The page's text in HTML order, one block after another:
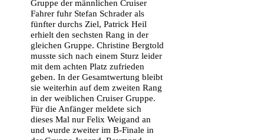
Gruppe der männlichen Cruiser
Fahrer fuhr Stefan Schrader als
fünfter durchs Ziel, Patrick Heil
erhielt den sechsten Rang in der
gleichen Gruppe. Christine Bergtold
musste sich nach einem Sturz leider
mit dem achten Platz zufrieden
geben. In der Gesamtwertung bleibt
sie weiterhin auf dem zweiten Rang
in der weiblichen Cruiser Gruppe.
Für die Anfänger meldete sich
dieses Mal nur Felix Weigand an
und wurde zweiter im B-Finale in